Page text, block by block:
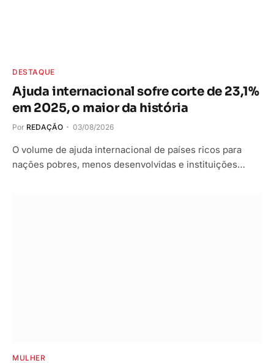
DESTAQUE
Ajuda internacional sofre corte de 23,1%
em 2025, o maior da história
Por REDAÇÃO 03/08/2026
O volume de ajuda internacional de países ricos para
nações pobres, menos desenvolvidas e instituições…
MULHER